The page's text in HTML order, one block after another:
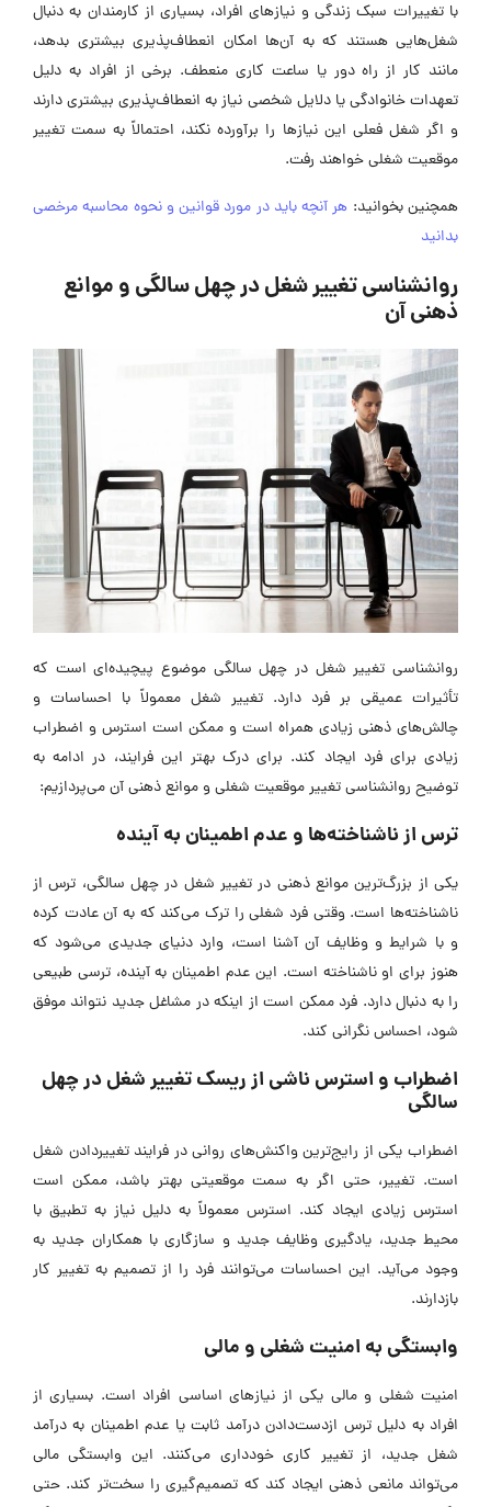
با تغییرات سبک زندگی و نیازهای افراد، بسیاری از کارمندان به دنبال
شغل‌هایی هستند که به آن‌ها امکان انعطاف‌پذیری بیشتری بدهد،
مانند کار از راه دور یا ساعت کاری منعطف. برخی از افراد به دلیل
تعهدات خانوادگی یا دلایل شخصی نیاز به انعطاف‌پذیری بیشتری دارند
و اگر شغل فعلی این نیازها را برآورده نکند، احتمالاً به سمت تغییر
موقعیت شغلی خواهند رفت.
همچنین بخوانید: هر آنچه باید در مورد قوانین و نحوه محاسبه مرخصی
بدانید
روانشناسی تغییر شغل در چهل سالگی و موانع
ذهنی آن
روانشناسی تغییر شغل در چهل سالگی موضوع پیچیده‌ای است که
تأثیرات عمیقی بر فرد دارد. تغییر شغل معمولاً با احساسات و
چالش‌های ذهنی زیادی همراه است و ممکن است استرس و اضطراب
زیادی برای فرد ایجاد کند. برای درک بهتر این فرایند، در ادامه به
توضیح روانشناسی تغییر موقعیت شغلی و موانع ذهنی آن می‌پردازیم:
ترس از ناشناخته‌ها و عدم اطمینان به آینده
یکی از بزرگ‌ترین موانع ذهنی در تغییر شغل در چهل سالگی، ترس از
ناشناخته‌ها است. وقتی فرد شغلی را ترک می‌کند که به آن عادت کرده
و با شرایط و وظایف آن آشنا است، وارد دنیای جدیدی می‌شود که
هنوز برای او ناشناخته است. این عدم اطمینان به آینده، ترسی طبیعی
را به دنبال دارد. فرد ممکن است از اینکه در مشاغل جدید نتواند موفق
شود، احساس نگرانی کند.
اضطراب و استرس ناشی از ریسک تغییر شغل در چهل
سالگی
اضطراب یکی از رایج‌ترین واکنش‌های روانی در فرایند تغییردادن شغل
است. تغییر، حتی اگر به سمت موقعیتی بهتر باشد، ممکن است
استرس زیادی ایجاد کند. استرس معمولاً به دلیل نیاز به تطبیق با
محیط جدید، یادگیری وظایف جدید و سازگاری با همکاران جدید به
وجود می‌آید. این احساسات می‌توانند فرد را از تصمیم به تغییر کار
بازدارند.
وابستگی به امنیت شغلی و مالی
امنیت شغلی و مالی یکی از نیازهای اساسی افراد است. بسیاری از
افراد به دلیل ترس ازدست‌دادن درآمد ثابت یا عدم اطمینان به درآمد
شغل جدید، از تغییر کاری خودداری می‌کنند. این وابستگی مالی
می‌تواند مانعی ذهنی ایجاد کند که تصمیم‌گیری را سخت‌تر کند. حتی